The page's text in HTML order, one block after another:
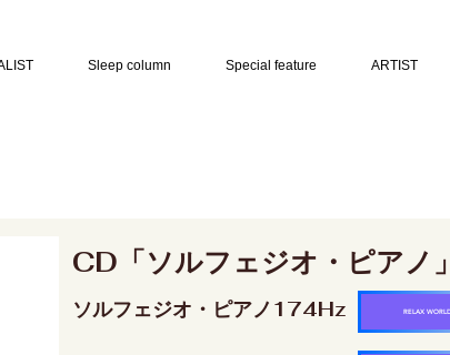
Sleep column Special feature ARTIST
CD「ソルフェジオ・ピアノ
ソルフェジオ・ピアノ174Hz RELAX